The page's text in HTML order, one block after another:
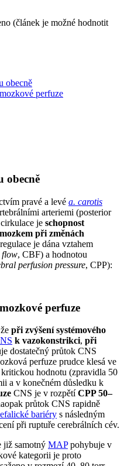
(článek je možné hodnotit
obecně
perfuze
obecně
pravé a levé a. carotis
arteriemi (posterior
je schopnost
při změnách
je dána vztahem
flow, CBF) a hodnotou
perfusion pressure, CPP):
perfuze
při zvýšení systémového
k vazokonstrikci, při
dostatečný průtok CNS
perfuze prudce klesá ve
hodnotu (zpravidla 50
a v konečném důsledku k
CNS je v rozpětíCPP 50–
průtok CNS rapidně
bariéry s následným
při ruptuře cerebrálních cév.
již samotný MAPpohybuje v
kategorii je proto